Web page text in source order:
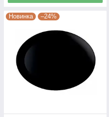
Новинка –24%